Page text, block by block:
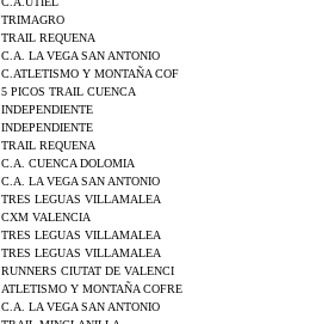
TRIMAGRO
TRAIL REQUENA
C.A. LA VEGA SAN ANTONIO
C.ATLETISMO Y MONTAÑA COF
5 PICOS TRAIL CUENCA
INDEPENDIENTE
INDEPENDIENTE
TRAIL REQUENA
C.A. CUENCA DOLOMIA
C.A. LA VEGA SAN ANTONIO
TRES LEGUAS VILLAMALEA
CXM VALENCIA
TRES LEGUAS VILLAMALEA
TRES LEGUAS VILLAMALEA
RUNNERS CIUTAT DE VALENCI
ATLETISMO Y MONTAÑA COFRE
C.A. LA VEGA SAN ANTONIO